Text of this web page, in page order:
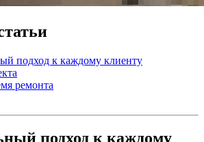
подход к каждому клиенту
ремонта
подход к каждому